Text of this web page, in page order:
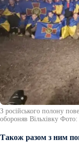
З російського полону
обороняв Вільхівку
Також разом з ним